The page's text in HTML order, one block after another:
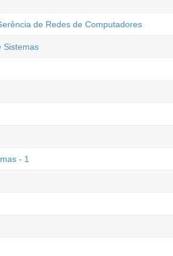
de Redes de Computadores
Sistemas
- 1